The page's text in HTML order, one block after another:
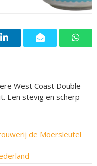
West Coast Double
Een stevig en scherp
de Moersleutel